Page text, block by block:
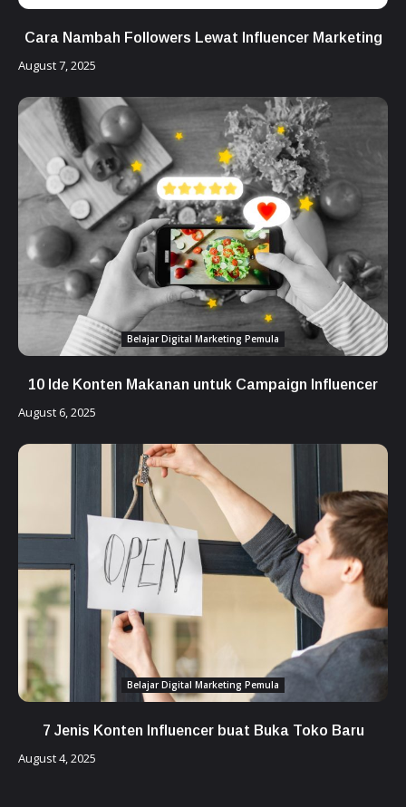
Cara Nambah Followers Lewat Influencer Marketing
August 7, 2025
Belajar Digital Marketing Pemula
10 Ide Konten Makanan untuk Campaign Influencer
August 6, 2025
Belajar Digital Marketing Pemula
7 Jenis Konten Influencer buat Buka Toko Baru
August 4, 2025